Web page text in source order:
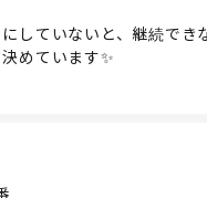
していないと、継続でき
めています✨